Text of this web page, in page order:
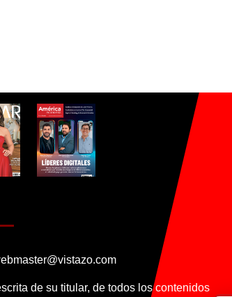
de su titular, de todos los contenidos